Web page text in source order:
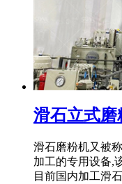
滑石立式磨
滑石磨粉机又被
加工的专用设备,
目前国内加工滑